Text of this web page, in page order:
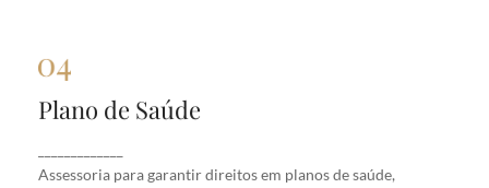
Plano de Saúde
Assessoria para garantir direitos em planos de saúde,
Plano de Saúde
saúde, incluindo negativas de cobertura, reajustes
indevidos e acesso a tratamentos essenciais para a